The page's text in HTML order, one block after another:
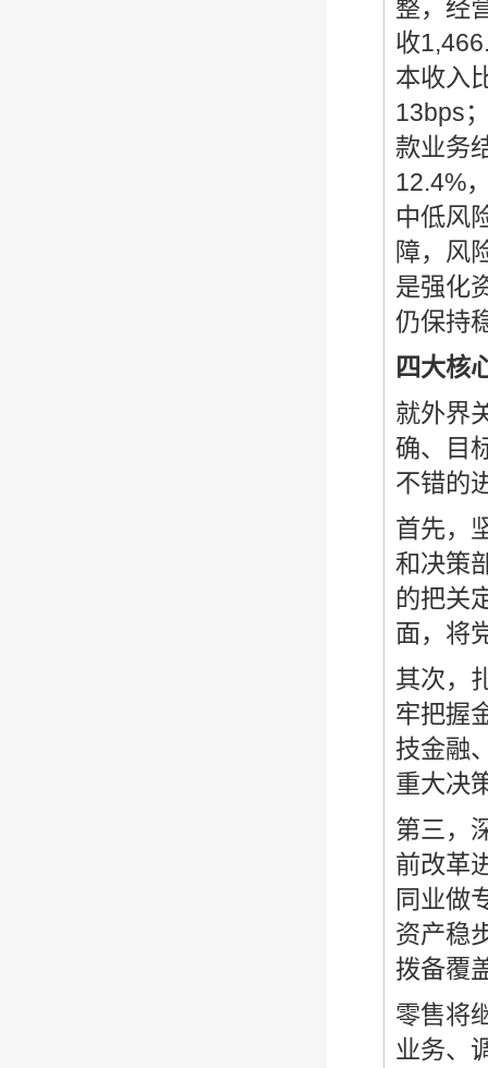
整，经
收
本收入
13bps
款业务
12.4%
中低风
障，风
是强化
仍保持
四大核
就外界
确、目
不错的
首先，
和决策
的把关
面，将
其次，
牢把握
技金融
重大决
第三，
前改革
同业做
资产稳
拨备覆
零售将
业务、